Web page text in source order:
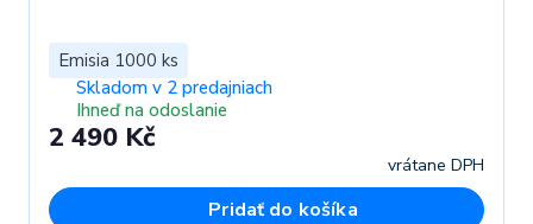
Emisia 1000 ks
Skladom v 2 predajniach
Ihneď na odoslanie
2 490 Kč
vrátane DPH
Pridať do košíka